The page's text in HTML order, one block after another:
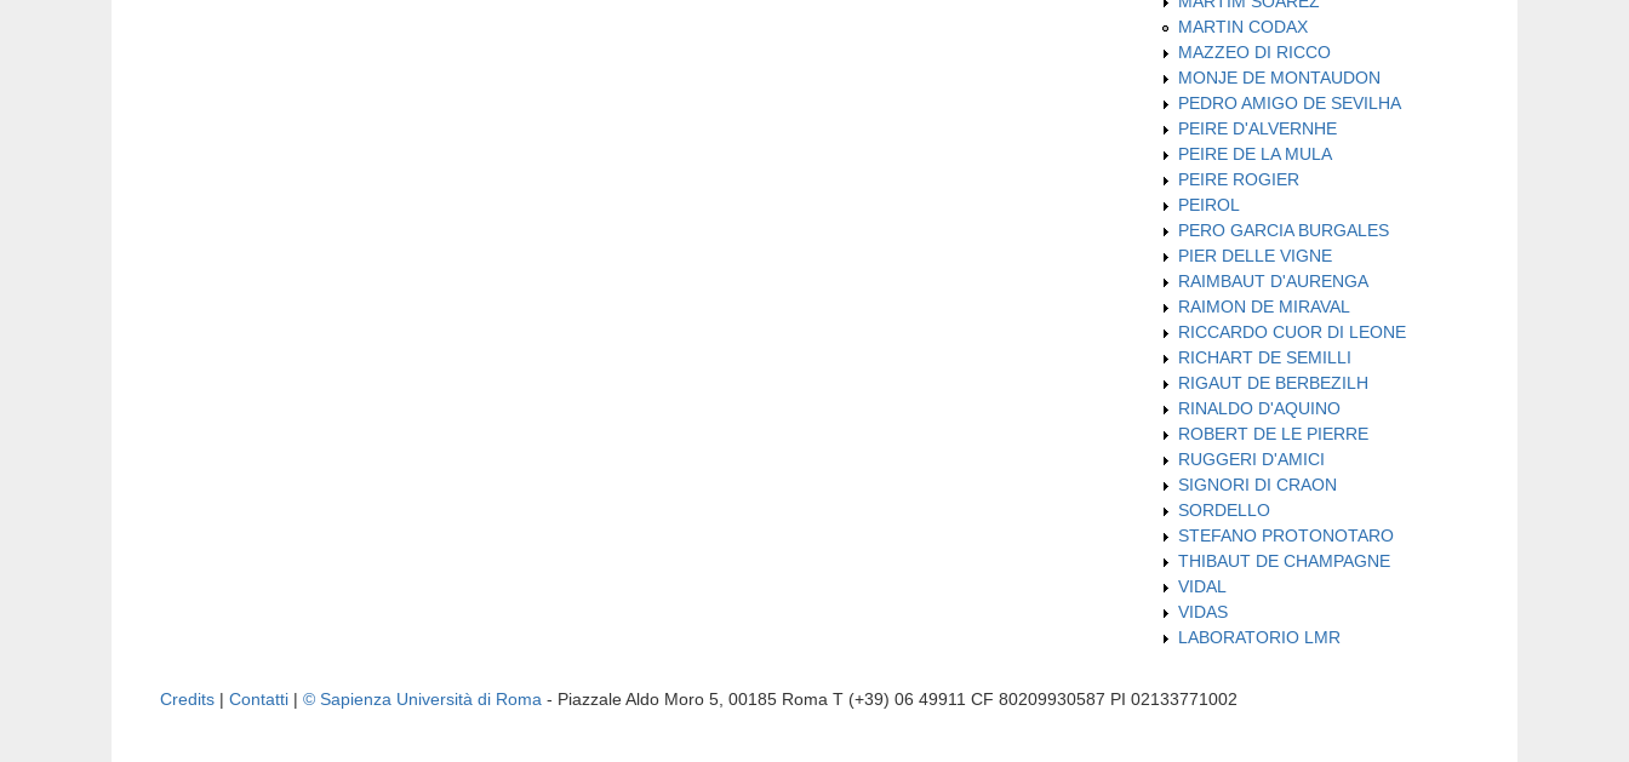
MARTIN CODAX
MAZZEO DI RICCO
MONJE DE MONTAUDON
PEDRO AMIGO DE SEVILHA
PEIRE D'ALVERNHE
PEIRE DE LA MULA
PEIRE ROGIER
PEIROL
PERO GARCIA BURGALES
PIER DELLE VIGNE
RAIMBAUT D'AURENGA
RAIMON DE MIRAVAL
RICCARDO CUOR DI LEONE
RICHART DE SEMILLI
RIGAUT DE BERBEZILH
RINALDO D'AQUINO
ROBERT DE LE PIERRE
RUGGERI D'AMICI
SIGNORI DI CRAON
SORDELLO
STEFANO PROTONOTARO
THIBAUT DE CHAMPAGNE
VIDAL
VIDAS
LABORATORIO LMR
Credits | Contatti | © Sapienza Università di Roma - Piazzale Aldo Moro 5, 00185 Roma T (+39) 06 49911 CF 80209930587 PI 02133771002